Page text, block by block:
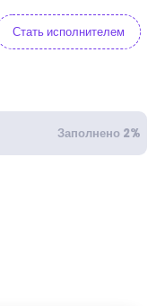
Стать исполнителем
Заполнено 2%